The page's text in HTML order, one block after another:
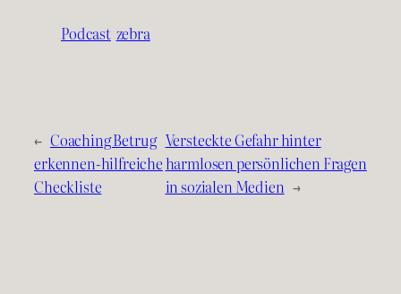
Podcast zebra
← Coaching Betrug
erkennen-hilfreiche
Checkliste
Versteckte Gefahr hinter
harmlosen persönlichen Fragen
in sozialen Medien →